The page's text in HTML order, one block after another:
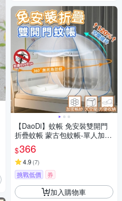
【DaoDi】蚊帳 免安裝雙開門
折疊蚊帳 蒙古包蚊帳-單人加大
(附收納袋 雙開門宿舍蚊帳 摺
疊蚊帳)
$366
4.9 (7)
挑戰低價 券
加入購物車